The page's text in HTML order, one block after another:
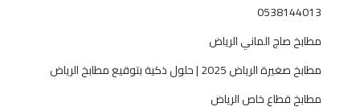
0538144013
مطابخ صاج الماني الرياض
مطابخ صغيرة الرياض 2025 | حلول ذكية بتوقيع مطابخ الرياض
مطابخ قطاع خاص الرياض